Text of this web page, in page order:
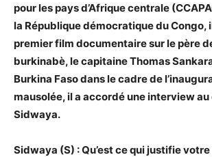
pour les pays d’Afrique centrale
la République démocratique du Congo,
premier film documentaire sur le père
burkinabè, le capitaine Thomas
Burkina Faso dans le cadre de
mausolée, il a accordé une interview
Sidwaya.
Sidwaya (S) : Qu’est ce qui justifie